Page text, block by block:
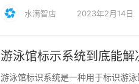
水滴智店 2023年2月14日
游泳馆标示系统到底能解
游泳馆标识系统是一种用于标识游